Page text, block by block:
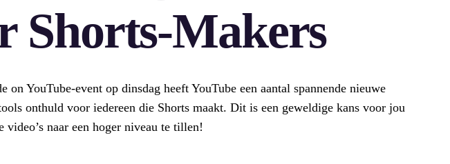
Shorts-Makers
on YouTube-event op dinsdag heeft YouTube een aantal spannende nieuwe
onthuld voor iedereen die Shorts maakt. Dit is een geweldige kans voor jou
video’s naar een hoger niveau te tillen!